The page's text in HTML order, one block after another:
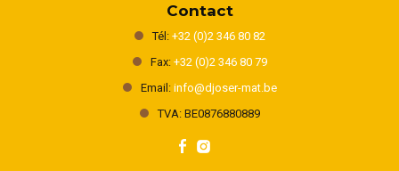
Contact
Tél: +32 (0)2 346 80 82
Fax: +32 (0)2 346 80 79
Email: info@djoser-mat.be
TVA: BE0876880889